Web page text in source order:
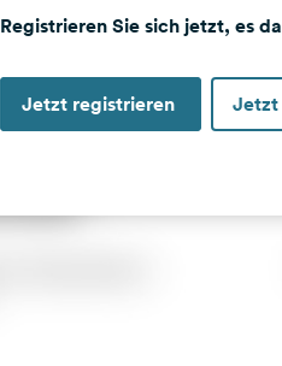
Registrieren Sie sich jetzt, es
Jetzt registrieren Jetzt